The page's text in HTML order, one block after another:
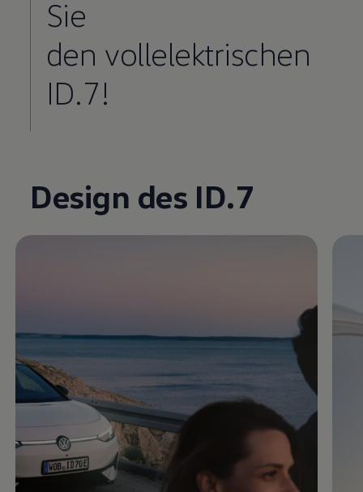
Sie
den vollelektrischen
ID.7!
Enable fullscreen mode
Design des ID.7